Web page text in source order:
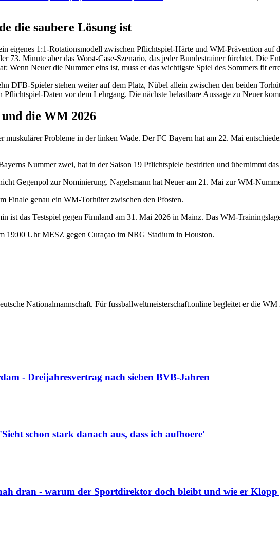
die saubere Lösung ist
eigenes 1:1-Rotationsmodell zwischen Pflichtspiel-Härte und WM-Prävention auf
73. Minute aber das Worst-Case-Szenario, das jeder Bundestrainer fürchtet. Die
Wenn Neuer die Nummer eins ist, muss er das wichtigste Spiel des Sommers fit
DFB-Spieler stehen weiter auf dem Platz, Nübel allein zwischen den beiden
Daten vor dem Lehrgang. Die nächste belastbare Aussage zu Neuer
die WM 2026
muskulärer Probleme in der linken Wade. Der FC Bayern hat am 22. Mai
Nummer zwei, hat in der Saison 19 Pflichtspiele bestritten und übernimmt
Gegenpol zur Nominierung. Nagelsmann hat Neuer am 21. Mai zur WM-
Finale genau ein WM-Torhüter zwischen den Pfosten.
ist das Testspiel gegen Finnland am 31. Mai 2026 in Mainz. Das WM-
19:00 Uhr MESZ gegen Curaçao im NRG Stadium in Houston.
Nationalmannschaft. Für fussballweltmeisterschaft.online begleitet er die
- Dreijahresvertrag nach sieben BVB-Jahren
schon stark danach aus, dass ich aufhoere'
dran - warum der Sportdirektor doch bleibt und wie er Klopp